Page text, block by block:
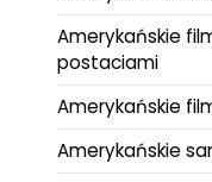
Amerykańskie
postaciami
Amerykańskie
Amerykańskie